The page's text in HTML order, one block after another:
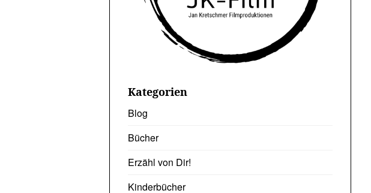
Kategorien
Blog
Bücher
Erzähl von Dir!
Kinderbücher